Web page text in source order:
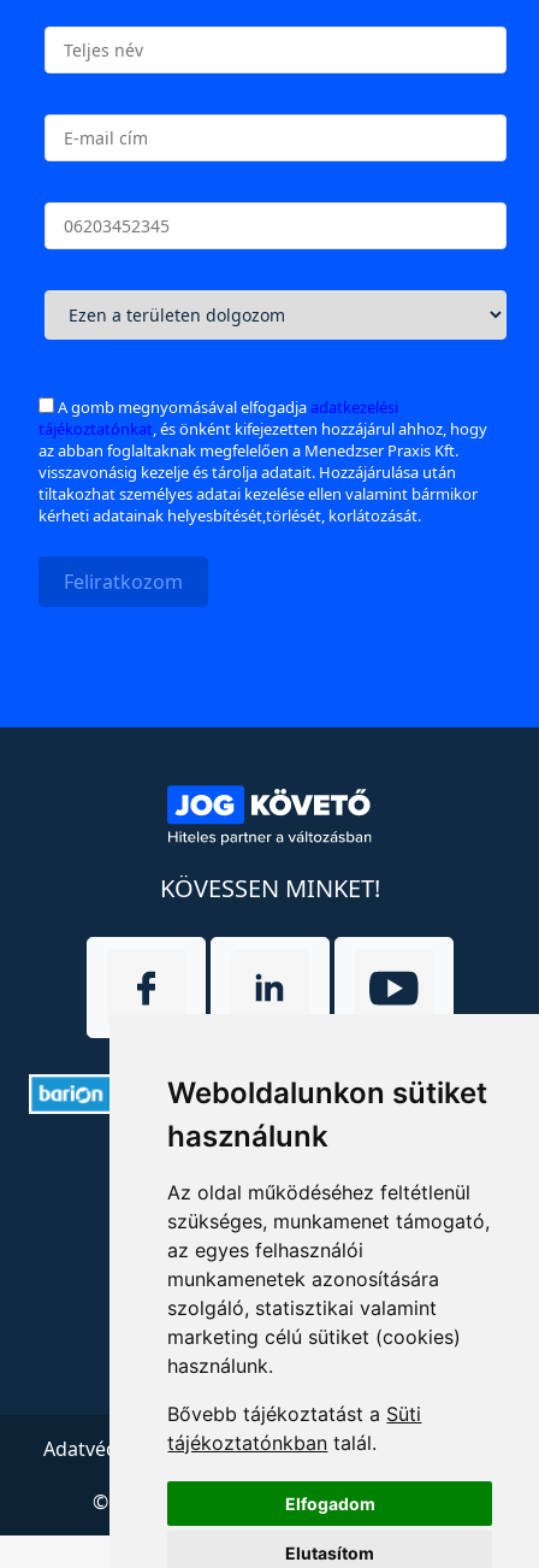
Weboldalunkon sütiket
használunk
Az oldal működéséhez feltétlenül
szükséges, munkamenet támogató,
az egyes felhasználói
munkamenetek azonosítására
szolgáló, statisztikai valamint
marketing célú sütiket (cookies)
használunk.
Bővebb tájékoztatást a Süti
tájékoztatónkban talál.
Elfogadom
Elutasítom
A gomb megnyomásával elfogadjaadatkezelési
tájékoztatónkat, és önként kifejezetten hozzájárul ahhoz, hogy
az abban foglaltaknak megfelelően a Menedzser Praxis Kft.
visszavonásig kezelje és tárolja adatait. Hozzájárulása után
tiltakozhat személyes adatai kezelése ellen valamint bármikor
kérheti adatainak helyesbítését,törlését, korlátozását.
Feliratkozom
KÖVESSEN MINKET!
ELÉRHETŐSÉGEK
+36 1 880 7600
info@mprx.hu
Adatvédelem ÁSZF Impresszum
© 2026 Copyright:
Menedzserpraxis.hu